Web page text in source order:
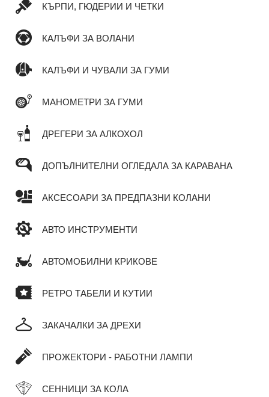
КЪРПИ, ГЮДЕРИИ И ЧЕТКИ
КАЛЪФИ ЗА ВОЛАНИ
КАЛЪФИ И ЧУВАЛИ ЗА ГУМИ
МАНОМЕТРИ ЗА ГУМИ
ДРЕГЕРИ ЗА АЛКОХОЛ
ДОПЪЛНИТЕЛНИ ОГЛЕДАЛА ЗА КАРАВАНА
АКСЕСОАРИ ЗА ПРЕДПАЗНИ КОЛАНИ
АВТО ИНСТРУМЕНТИ
АВТОМОБИЛНИ КРИКОВЕ
РЕТРО ТАБЕЛИ И КУТИИ
ЗАКАЧАЛКИ ЗА ДРЕХИ
ПРОЖЕКТОРИ - РАБОТНИ ЛАМПИ
СЕННИЦИ ЗА КОЛА